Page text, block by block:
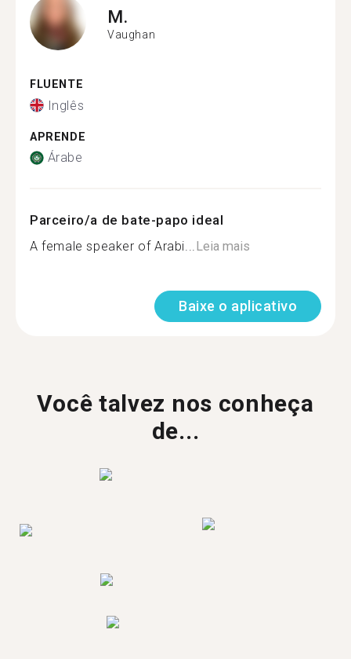
M.
Vaughan
FLUENTE
Inglês
APRENDE
Árabe
Parceiro/a de bate-papo ideal
A female speaker of Arabi...Leia mais
Baixe o aplicativo
Você talvez nos conheça
de...